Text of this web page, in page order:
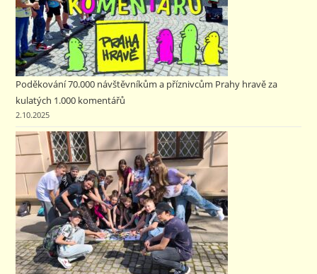
Poděkování 70.000 návštěvníkům a příznivcům Prahy hravě za
kulatých 1.000 komentářů
2.10.2025